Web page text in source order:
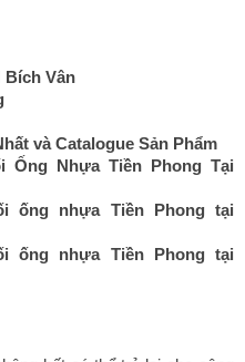
Bích Vân
và Catalogue Sản Phẩm
Ống Nhựa Tiền Phong Tại
ống nhựa Tiền Phong tại
ống nhựa Tiền Phong tại